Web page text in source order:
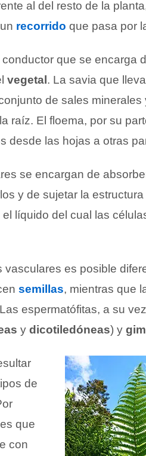
al del resto de la
recorrido que pasa por
que se encarga
vegetal . La savia que
de sales
raíz. El floema, por su
desde las hojas a otras
se encargan de
y de sujetar la
el líquido del cual las
es posible
semillas, mientras que
espermatófitas, a su
y dicotiledóneas) y
de
que
con